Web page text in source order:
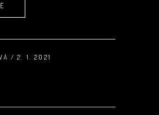
2. 1. 2021